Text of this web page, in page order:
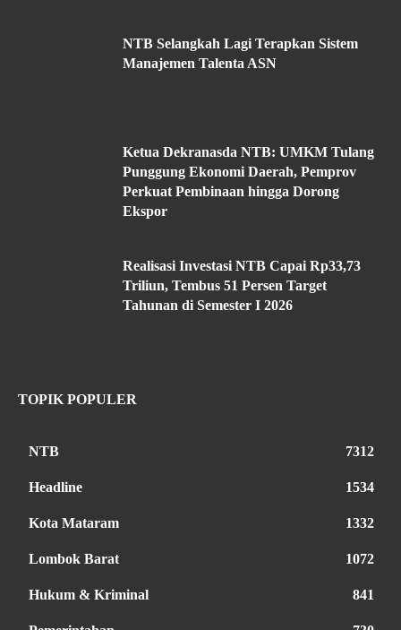
NTB Selangkah Lagi Terapkan Sistem
Manajemen Talenta ASN
Ketua Dekranasda NTB: UMKM Tulang
Punggung Ekonomi Daerah, Pemprov
Perkuat Pembinaan hingga Dorong
Ekspor
Realisasi Investasi NTB Capai Rp33,73
Triliun, Tembus 51 Persen Target
Tahunan di Semester I 2026
TOPIK POPULER
NTB 7312
Headline 1534
Kota Mataram 1332
Lombok Barat 1072
Hukum & Kriminal 841